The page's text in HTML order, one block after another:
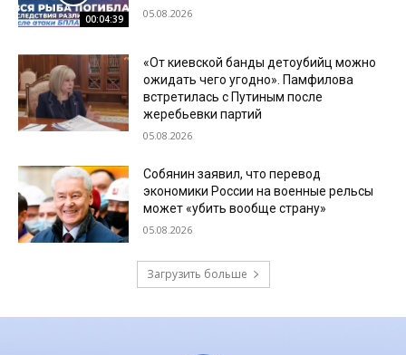
00:04:39 05.08.2026
«От киевской банды детоубийц можно
ожидать чего угодно». Памфилова
встретилась с Путиным после
жеребьевки партий
05.08.2026
Собянин заявил, что перевод
экономики России на военные рельсы
может «убить вообще страну»
05.08.2026
Загрузить больше